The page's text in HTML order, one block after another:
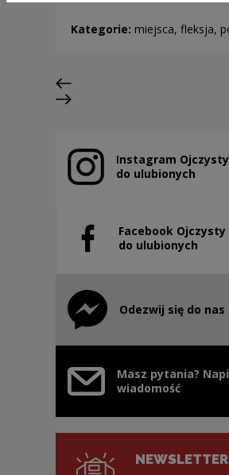
Kategorie: miejsca, fleksja,
Poprzedni slajd
Następny slajd
Instagram
do ulubionych
Uwaga, link zostanie
Facebook
do ulubionych
Uwaga, link zostanie
Odezwij się do
Uwaga, link zostanie
Masz pytania?
wiadomość